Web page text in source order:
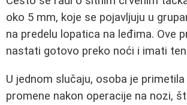
oko 5 mm, koje se pojavljuju u
na predelu lopatica na leđima. Ove
nastati gotovo preko noći i imati
U jednom slučaju, osoba je primetila
promene nakon operacije na nozi,